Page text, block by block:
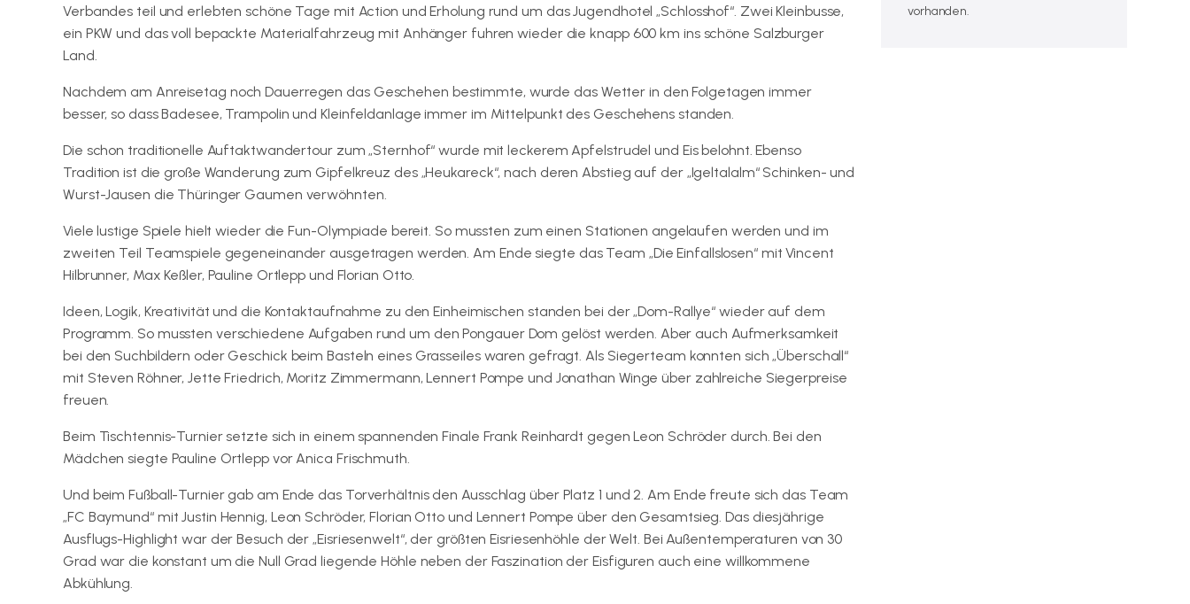
Verbandes teil und erlebten schöne Tage mit Action und Erholung rund um das Jugendhotel „Schlosshof“. Zwei Kleinbusse,
ein PKW und das voll bepackte Materialfahrzeug mit Anhänger fuhren wieder die knapp 600 km ins schöne Salzburger
Land.
Nachdem am Anreisetag noch Dauerregen das Geschehen bestimmte, wurde das Wetter in den Folgetagen immer
besser, so dass Badesee, Trampolin und Kleinfeldanlage immer im Mittelpunkt des Geschehens standen.
Die schon traditionelle Auftaktwandertour zum „Sternhof“ wurde mit leckerem Apfelstrudel und Eis belohnt. Ebenso
Tradition ist die große Wanderung zum Gipfelkreuz des „Heukareck“, nach deren Abstieg auf der „Igeltalalm“ Schinken- und
Wurst-Jausen die Thüringer Gaumen verwöhnten.
Viele lustige Spiele hielt wieder die Fun-Olympiade bereit. So mussten zum einen Stationen angelaufen werden und im
zweiten Teil Teamspiele gegeneinander ausgetragen werden. Am Ende siegte das Team „Die Einfallslosen“ mit Vincent
Hilbrunner, Max Keßler, Pauline Ortlepp und Florian Otto.
Ideen, Logik, Kreativität und die Kontaktaufnahme zu den Einheimischen standen bei der „Dom-Rallye“ wieder auf dem
Programm. So mussten verschiedene Aufgaben rund um den Pongauer Dom gelöst werden. Aber auch Aufmerksamkeit
bei den Suchbildern oder Geschick beim Basteln eines Grasseiles waren gefragt. Als Siegerteam konnten sich „Überschall“
mit Steven Röhner, Jette Friedrich, Moritz Zimmermann, Lennert Pompe und Jonathan Winge über zahlreiche Siegerpreise
freuen.
Beim Tischtennis-Turnier setzte sich in einem spannenden Finale Frank Reinhardt gegen Leon Schröder durch. Bei den
Mädchen siegte Pauline Ortlepp vor Anica Frischmuth.
Und beim Fußball-Turnier gab am Ende das Torverhältnis den Ausschlag über Platz 1 und 2. Am Ende freute sich das Team
„FC Baymund“ mit Justin Hennig, Leon Schröder, Florian Otto und Lennert Pompe über den Gesamtsieg. Das diesjährige
Ausflugs-Highlight war der Besuch der „Eisriesenwelt“, der größten Eisriesenhöhle der Welt. Bei Außentemperaturen von 30
Grad war die konstant um die Null Grad liegende Höhle neben der Faszination der Eisfiguren auch eine willkommene
Abkühlung.
vorhanden.